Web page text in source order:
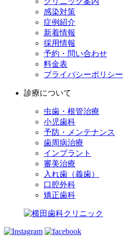
感染対策
症例紹介
新着情報
採用情報
予約・問い合わせ
料金表
プライバシーポリシー
診療について
虫歯・根管治療
小児歯科
予防・メンテナンス
歯周病治療
インプラント
審美治療
入れ歯（義歯）
口腔外科
矯正歯科